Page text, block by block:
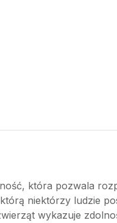
która pozwala
niektórzy ludzie
wykazuje